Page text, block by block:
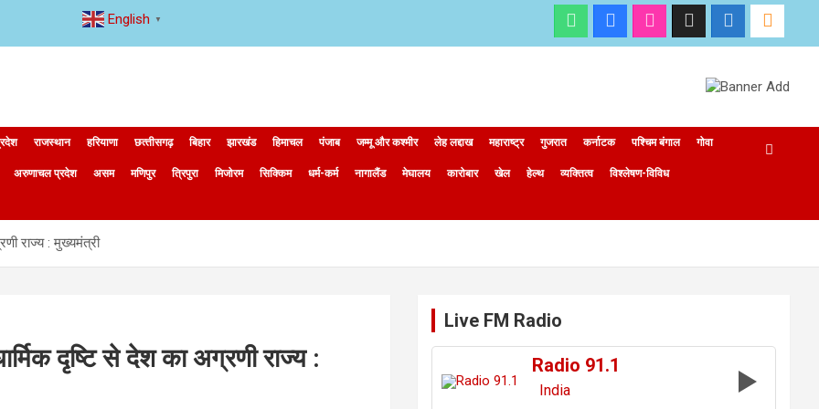
राजस्थान हरियाणा छत्‍तीसगढ़ बिहार झारखंड हिमाचल पंजाब जम्मू और कश्मीर लेह लद्दाख महाराष्ट्र गुजरात कर्नाटक पश्चिम बंगाल गोवा
अरुणाचल प्रदेश असम मणिपुर त्रिपुरा मिजोरम सिक्किम धर्म-कर्म नागालैंड मेघालय कारोबार खेल हेल्थ व्यक्तित्व विश्लेषण-विविध
राज्य : मुख्यमंत्री
दृष्टि से देश का अग्रणी राज्य :
Live FM Radio
Radio 91.1
India
English ▼